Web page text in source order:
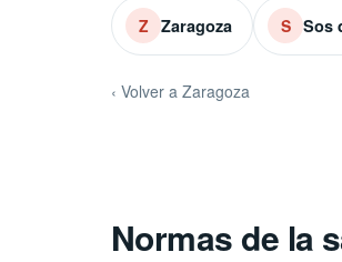
Z Zaragoza S Sos
‹ Volver a Zaragoza
Normas de la